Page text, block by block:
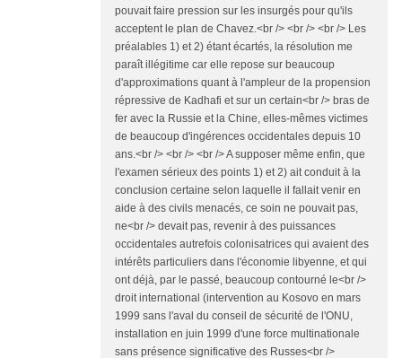
pouvait faire pression sur les insurgés pour qu'ils
acceptent le plan de Chavez.<br /> <br /> <br /> Les
préalables 1) et 2) étant écartés, la résolution me
paraît illégitime car elle repose sur beaucoup
d'approximations quant à l'ampleur de la propension
répressive de Kadhafi et sur un certain<br /> bras de
fer avec la Russie et la Chine, elles-mêmes victimes
de beaucoup d'ingérences occidentales depuis 10
ans.<br /> <br /> <br /> A supposer même enfin, que
l'examen sérieux des points 1) et 2) ait conduit à la
conclusion certaine selon laquelle il fallait venir en
aide à des civils menacés, ce soin ne pouvait pas,
ne<br /> devait pas, revenir à des puissances
occidentales autrefois colonisatrices qui avaient des
intérêts particuliers dans l'économie libyenne, et qui
ont déjà, par le passé, beaucoup contourné le<br />
droit international (intervention au Kosovo en mars
1999 sans l'aval du conseil de sécurité de l'ONU,
installation en juin 1999 d'une force multinationale
sans présence significative des Russes<br />